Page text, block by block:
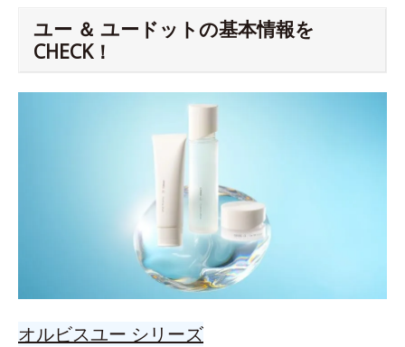
ユー ＆ ユードットの基本情報を
CHECK！
オルビスユー シリーズ